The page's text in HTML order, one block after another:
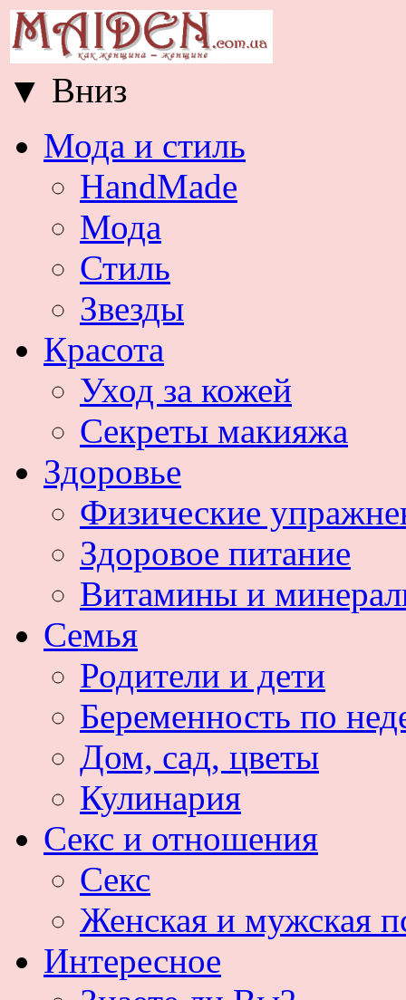
▼ Вниз
Мода и стиль
HandMade
Мода
Стиль
Звезды
Красота
Уход за кожей
Секреты макияжа
Здоровье
Физические
Здоровое питание
Витамины и
Семья
Родители и дети
Беременность по
Дом, сад, цветы
Кулинария
Секс и отношения
Секс
Женская и мужская
Интересное